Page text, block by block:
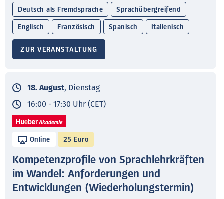
Deutsch als Fremdsprache Sprachübergreifend
Englisch Französisch Spanisch Italienisch
ZUR VERANSTALTUNG
18. August, Dienstag
16:00 - 17:30 Uhr (CET)
Online 25 Euro
Kompetenzprofile von Sprachlehrkräften
im Wandel: Anforderungen und
Entwicklungen (Wiederholungstermin)